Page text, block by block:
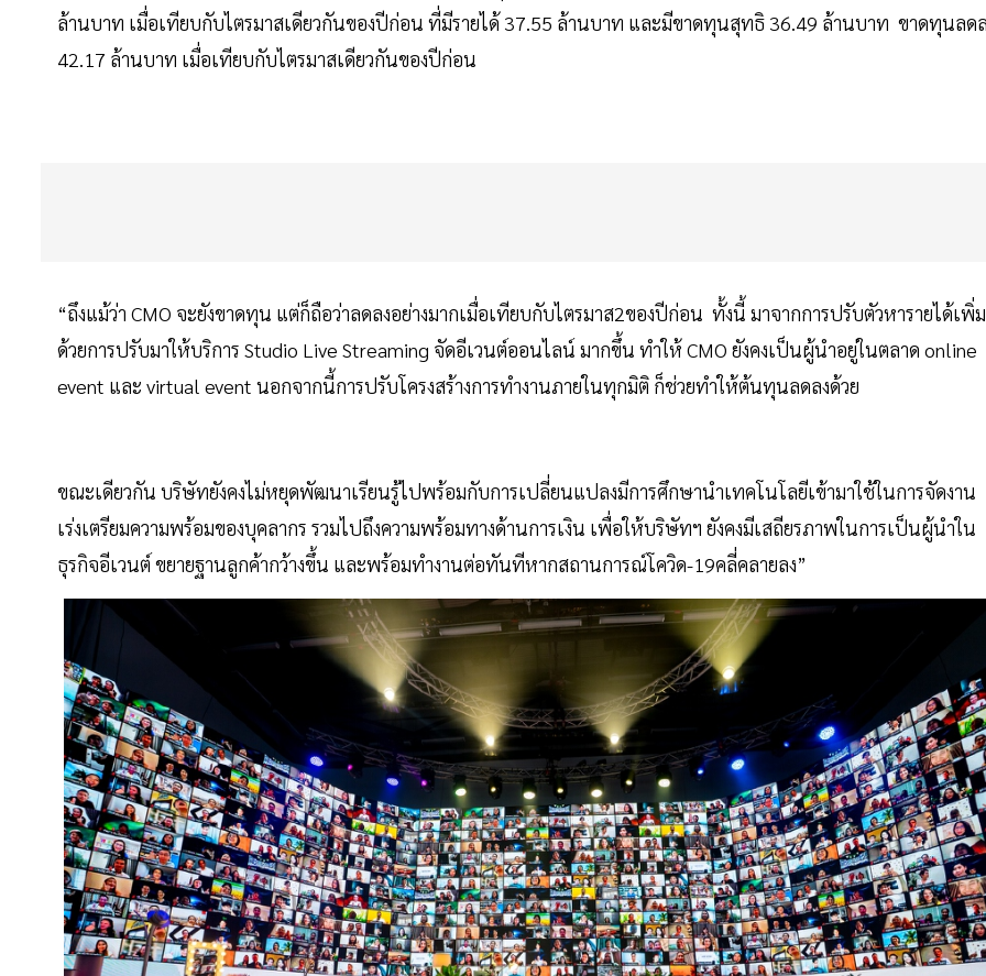
ล้านบาท เมื่อเทียบกับไตรมาสเดียวกันของปีก่อน ที่มีรายได้ 37.55 ล้านบาท และมีขาดทุนสุทธิ 36.49 ล้านบาท ขาดทุนลด
42.17 ล้านบาท เมื่อเทียบกับไตรมาสเดียวกันของปีก่อน
“ถึงแม้ว่า CMO จะยังขาดทุน แต่ก็ถือว่าลดลงอย่างมากเมื่อเทียบกับไตรมาส2ของปีก่อน ทั้งนี้ มาจากการปรับตัวหารายได้เพิ่ม
ด้วยการปรับมาให้บริการ Studio Live Streaming จัดอีเวนต์ออนไลน์ มากขึ้น ทำให้ CMO ยังคงเป็นผู้นำอยู่ในตลาด online
event และ virtual event นอกจากนี้การปรับโครงสร้างการทำงานภายในทุกมิติ ก็ช่วยทำให้ต้นทุนลดลงด้วย
ขณะเดียวกัน บริษัทยังคงไม่หยุดพัฒนาเรียนรู้ไปพร้อมกับการเปลี่ยนแปลงมีการศึกษานำเทคโนโลยีเข้ามาใช้ในการจัดงาน
เร่งเตรียมความพร้อมของบุคลากร รวมไปถึงความพร้อมทางด้านการเงิน เพื่อให้บริษัทฯ ยังคงมีเสถียรภาพในการเป็นผู้นำใน
ธุรกิจอีเวนต์ ขยายฐานลูกค้ากว้างขึ้น และพร้อมทำงานต่อทันทีหากสถานการณ์โควิด-19คลี่คลายลง”